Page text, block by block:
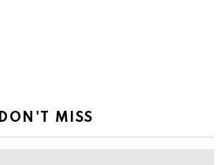
DON'T MISS